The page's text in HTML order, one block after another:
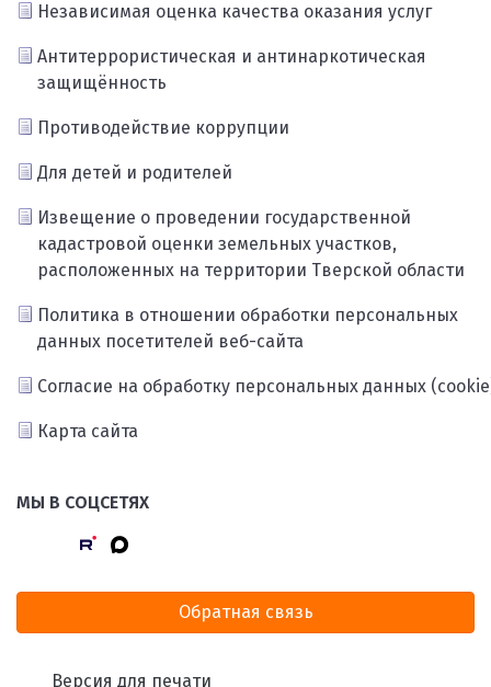
Независимая оценка качества оказания услуг
Антитеррористическая и антинаркотическая
защищённость
Противодействие коррупции
Для детей и родителей
Извещение о проведении государственной
кадастровой оценки земельных участков,
расположенных на территории Тверской области
Политика в отношении обработки персональных
данных посетителей веб-сайта
Согласие на обработку персональных данных
Карта сайта
МЫ В СОЦСЕТЯХ
Обратная связь
Версия для печати